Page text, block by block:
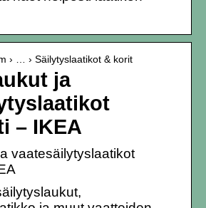
› … › Säilytyslaatikot & korit
ja
– IKEA
vaatesäilytyslaatikot